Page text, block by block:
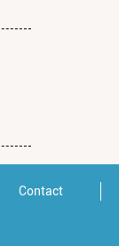
Contact